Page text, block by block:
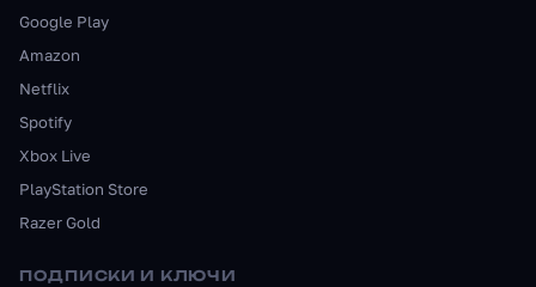
Google Play
Amazon
Netflix
Spotify
Xbox Live
PlayStation Store
Razer Gold
ПОДПИСКИ И КЛЮЧИ